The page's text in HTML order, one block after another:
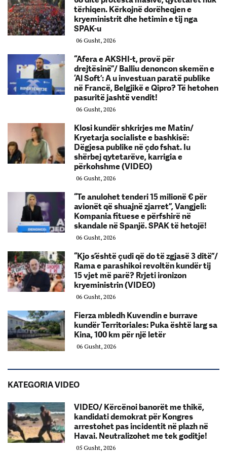
tërhiqen. Kërkojnë dorëheqjen e
kryeministrit dhe hetimin e tij nga
SPAK-u
06 Gusht, 2026
“Afera e AKSHI-t, provë për
drejtësinë”/ Balliu denoncon skemën e
‘Al Soft’: A u investuan paratë publike
në Francë, Belgjikë e Qipro? Të hetohen
pasuritë jashtë vendit!
06 Gusht, 2026
Klosi kundër shkrirjes me Matin/
Kryetarja socialiste e bashkisë:
Dëgjesa publike në çdo fshat. Iu
shërbej qytetarëve, karrigia e
përkohshme (VIDEO)
06 Gusht, 2026
“Te anulohet tenderi 15 milionë € për
avionët që shuajnë zjarret”, Vangjeli:
Kompania fituese e përfshirë në
skandale në Spanjë. SPAK të hetojë!
06 Gusht, 2026
“Kjo s’është çudi që do të zgjasë 3 ditë”/
Rama e parashikoi revoltën kundër tij
15 vjet më parë? Rrjeti ironizon
kryeministrin (VIDEO)
06 Gusht, 2026
Fierza mbledh Kuvendin e burrave
kundër Territoriales: Puka është larg sa
Kina, 100 km për një letër
06 Gusht, 2026
KATEGORIA VIDEO
VIDEO/ Kërcënoi banorët me thikë,
kandidati demokrat për Kongres
arrestohet pas incidentit në plazh në
Havai. Neutralizohet me tek goditje!
05 Gusht, 2026